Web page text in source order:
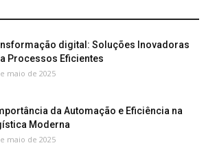
digital: Soluções Inovadoras
Processos Eficientes
maio de 2025
da Automação e Eficiência na
Moderna
maio de 2025